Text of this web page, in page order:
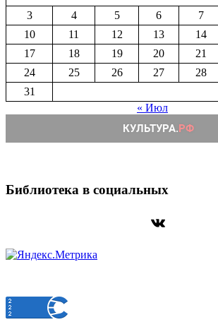
3
4 5 6 7
10
11 12 13 14
17
18 19 20 21
24
25 26 27 28
31
« Июл
Библиотека в социальных
ВКонтакте